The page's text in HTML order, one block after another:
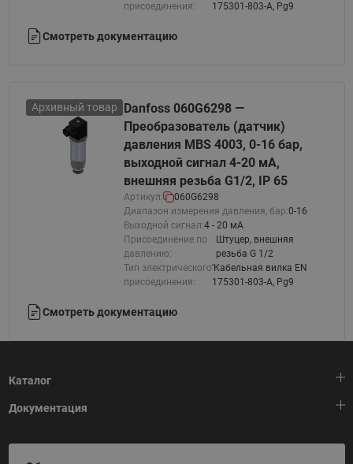
присоединения:
175301-803-A, Pg9
Смотреть документацию
Архивный товар
Danfoss 060G6298 —
Преобразователь (датчик)
давления MBS 4003, 0-16 бар,
выходной сигнал 4-20 мА,
внешняя резьба G1/2, IP 65
Артикул:
060G6298
Диапазон измерения давления, бар:0-16
Выходной сигнал:4 - 20 мА
Присоединение по
давлению:
Штуцер, внешняя
резьба G 1/2
Тип электрического
присоединения:
'Кабельная вилка EN
175301-803-A, Pg9
Смотреть документацию
Каталог
Тепловая автоматика
Холодильная техника
Документация
HeatPlatform (Тепловая платформа)